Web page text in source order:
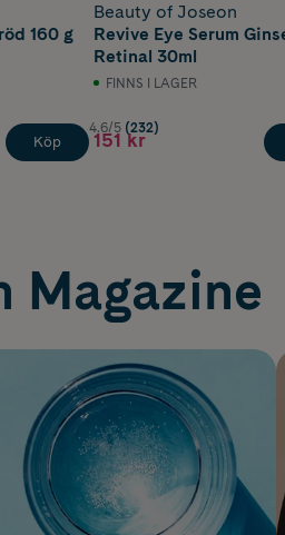
160 g
Köp
Beauty of Joseon
Revive Eye Serum
Retinal 30ml
FINNS I LAGER
4.6/5 (232)
151 kr
Magazine